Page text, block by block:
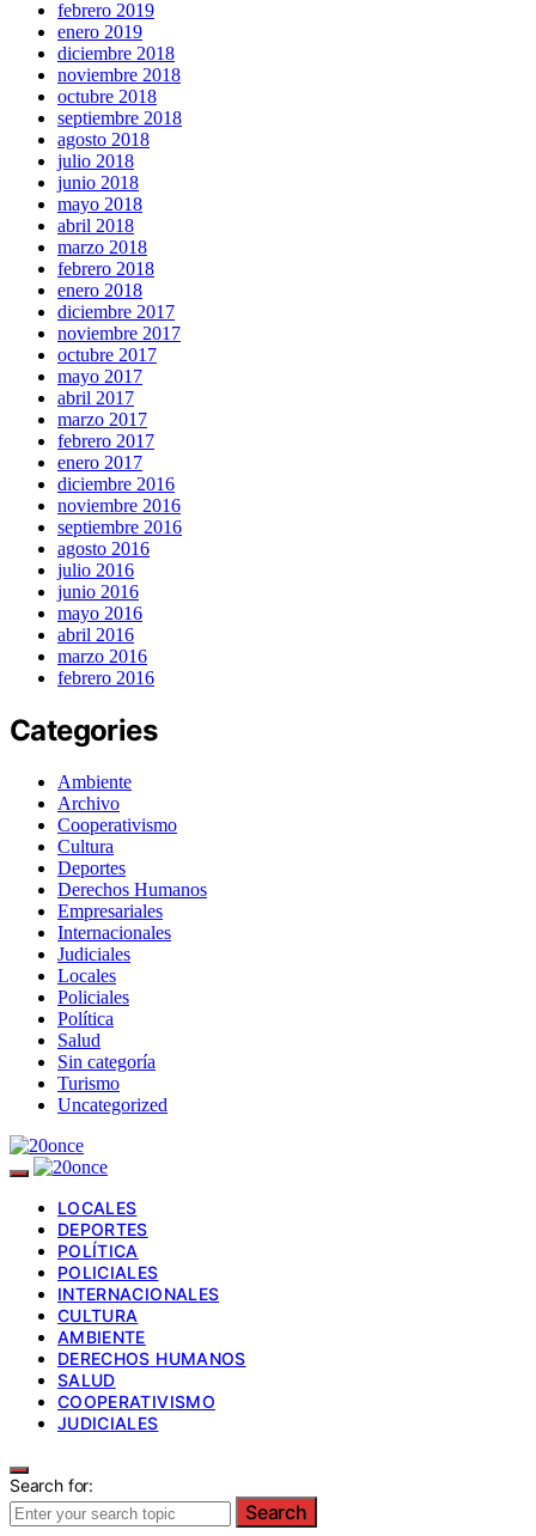
febrero 2019
enero 2019
diciembre 2018
noviembre 2018
octubre 2018
septiembre 2018
agosto 2018
julio 2018
junio 2018
mayo 2018
abril 2018
marzo 2018
febrero 2018
enero 2018
diciembre 2017
noviembre 2017
octubre 2017
mayo 2017
abril 2017
marzo 2017
febrero 2017
enero 2017
diciembre 2016
noviembre 2016
septiembre 2016
agosto 2016
julio 2016
junio 2016
mayo 2016
abril 2016
marzo 2016
febrero 2016
Categories
Ambiente
Archivo
Cooperativismo
Cultura
Deportes
Derechos Humanos
Empresariales
Internacionales
Judiciales
Locales
Policiales
Política
Salud
Sin categoría
Turismo
Uncategorized
LOCALES
DEPORTES
POLÍTICA
POLICIALES
INTERNACIONALES
CULTURA
AMBIENTE
DERECHOS HUMANOS
SALUD
COOPERATIVISMO
JUDICIALES
Search for:
Search